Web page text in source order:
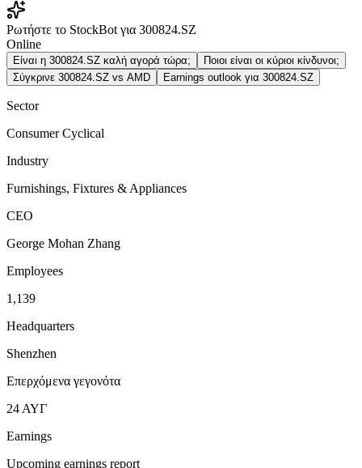
Ρωτήστε το StockBot για 300824.SZ
Online
Είναι η 300824.SZ καλή αγορά τώρα;
Ποιοι είναι οι κύριοι κίνδυνοι;
Σύγκρινε 300824.SZ vs AMD
Earnings outlook για 300824.SZ
Sector
Consumer Cyclical
Industry
Furnishings, Fixtures & Appliances
CEO
George Mohan Zhang
Employees
1,139
Headquarters
Shenzhen
Επερχόμενα γεγονότα
24 ΑΥΓ
Earnings
Upcoming earnings report